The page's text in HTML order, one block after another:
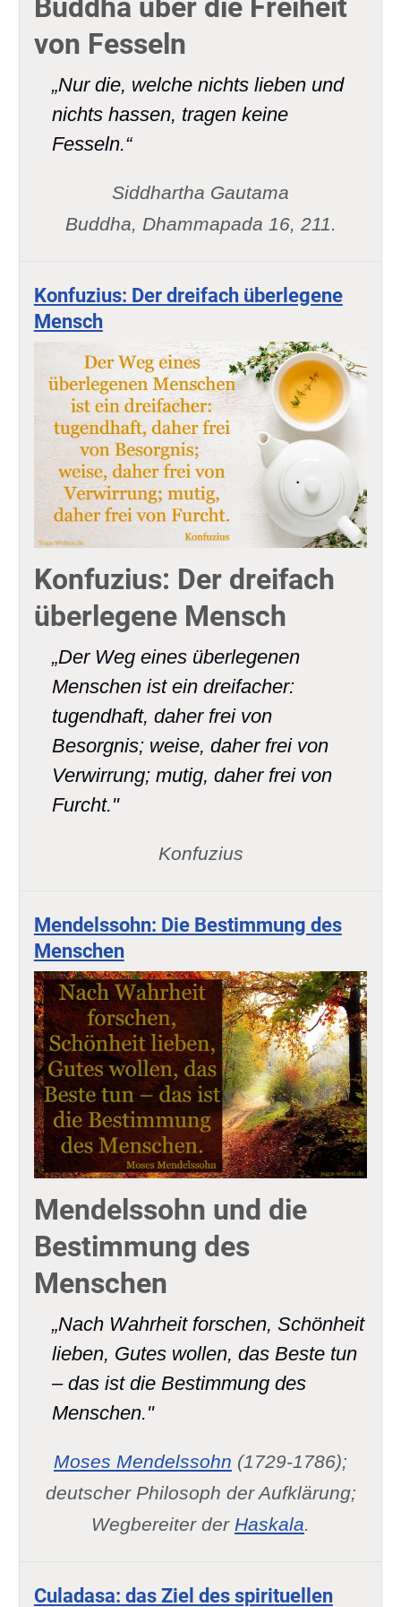
Buddha über die Freiheit
von Fesseln
„Nur die, welche nichts lieben und
nichts hassen, tragen keine
Fesseln.“
Siddhartha Gautama
Buddha, Dhammapada 16, 211.
Konfuzius: Der dreifach überlegene
Mensch
Konfuzius: Der dreifach
überlegene Mensch
„Der Weg eines überlegenen
Menschen ist ein dreifacher:
tugendhaft, daher frei von
Besorgnis; weise, daher frei von
Verwirrung; mutig, daher frei von
Furcht."
Konfuzius
Mendelssohn: Die Bestimmung des
Menschen
Mendelssohn und die
Bestimmung des
Menschen
„Nach Wahrheit forschen, Schönheit
lieben, Gutes wollen, das Beste tun
– das ist die Bestimmung des
Menschen."
Moses Mendelssohn (1729-1786);
deutscher Philosoph der Aufklärung;
Wegbereiter der Haskala.
Culadasa: das Ziel des spirituellen